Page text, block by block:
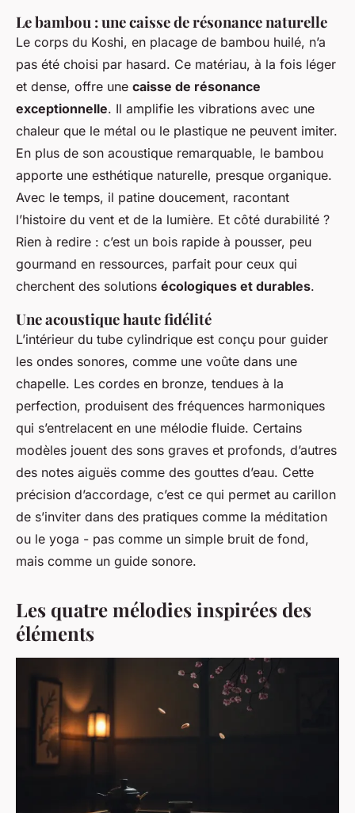
Le bambou : une caisse de résonance naturelle
Le corps du Koshi, en placage de bambou huilé, n’a
pas été choisi par hasard. Ce matériau, à la fois léger
et dense, offre une caisse de résonance
exceptionnelle. Il amplifie les vibrations avec une
chaleur que le métal ou le plastique ne peuvent imiter.
En plus de son acoustique remarquable, le bambou
apporte une esthétique naturelle, presque organique.
Avec le temps, il patine doucement, racontant
l’histoire du vent et de la lumière. Et côté durabilité ?
Rien à redire : c’est un bois rapide à pousser, peu
gourmand en ressources, parfait pour ceux qui
cherchent des solutions écologiques et durables.
Une acoustique haute fidélité
L’intérieur du tube cylindrique est conçu pour guider
les ondes sonores, comme une voûte dans une
chapelle. Les cordes en bronze, tendues à la
perfection, produisent des fréquences harmoniques
qui s’entrelacent en une mélodie fluide. Certains
modèles jouent des sons graves et profonds, d’autres
des notes aiguës comme des gouttes d’eau. Cette
précision d’accordage, c’est ce qui permet au carillon
de s’inviter dans des pratiques comme la méditation
ou le yoga - pas comme un simple bruit de fond,
mais comme un guide sonore.
Les quatre mélodies inspirées des
éléments